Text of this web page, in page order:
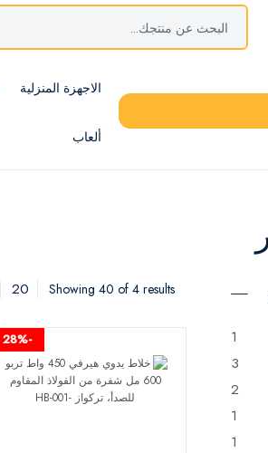
الاجهزة المنزلية
ألعاب
1
3
2
1
1
Showing 40 of 4 results
20
-28%